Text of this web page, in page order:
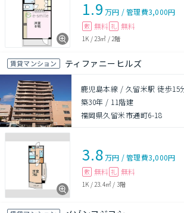
1.9 万円 /管理費3,000円
敷 無料 礼 無料
1K /23㎡ /2階
賃貸マンション ティファニーヒルズ
鹿児島本線 / 久留米駅 徒歩15
築30年 / 11階建
福岡県久留米市通町6-18
3.8万円 /管理費3,000円
敷 無料 礼 無料
1K / 23.4㎡ / 3階